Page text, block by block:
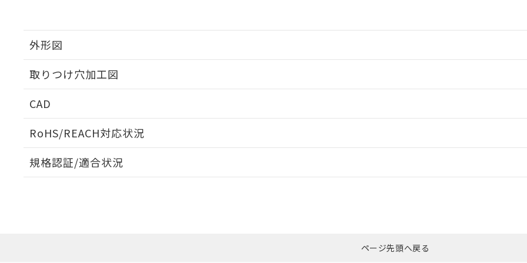
外形図
取りつけ穴加工図
CAD
RoHS/REACH対応状況
EU RoHS 注意事項・凡例
ダウンロードはこちら
規格認証/適合状況
ページ先頭へ戻る